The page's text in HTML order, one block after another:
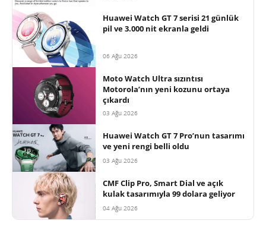
Huawei Watch GT 7 serisi 21 günlük
pil ve 3.000 nit ekranla geldi
06 Ağu 2026
Moto Watch Ultra sızıntısı
Motorola’nın yeni kozunu ortaya
çıkardı
03 Ağu 2026
Huawei Watch GT 7 Pro’nun tasarımı
ve yeni rengi belli oldu
03 Ağu 2026
CMF Clip Pro, Smart Dial ve açık
kulak tasarımıyla 99 dolara geliyor
04 Ağu 2026